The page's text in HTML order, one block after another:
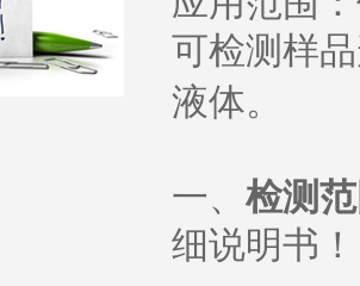
可检测样
液体。
一、 检测
细说明书 ！